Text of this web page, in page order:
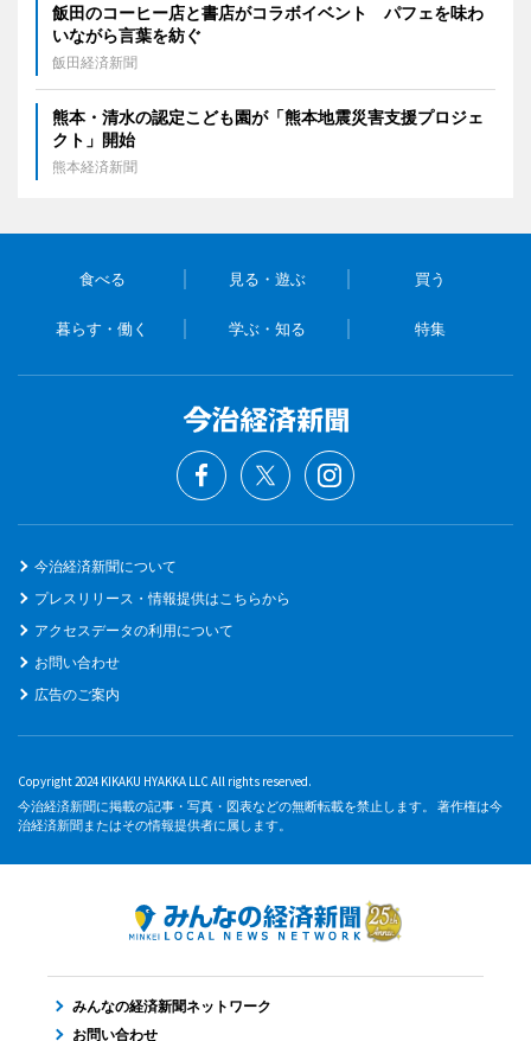
飯田のコーヒー店と書店がコラボイベント パフェを味わ
いながら言葉を紡ぐ
飯田経済新聞
熊本・清水の認定こども園が「熊本地震災害支援プロジェ
クト」開始
熊本経済新聞
食べる 見る・遊ぶ 買う
暮らす・働く 学ぶ・知る 特集
今治経済新聞について
プレスリリース・情報提供はこちらから
アクセスデータの利用について
お問い合わせ
広告のご案内
Copyright 2024 KIKAKU HYAKKA LLC All rights reserved.
今治経済新聞に掲載の記事・写真・図表などの無断転載を禁止します。 著作権は今
治経済新聞またはその情報提供者に属します。
みんなの経済新聞ネットワーク
お問い合わせ